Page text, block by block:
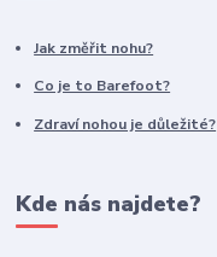
Jak změřit nohu?
Co je to Barefoot?
Zdraví nohou je důležité?
Kde nás najdete?